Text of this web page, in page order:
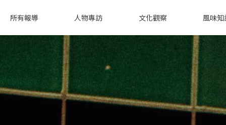
所有報導 人物專訪 文化觀察 風味知